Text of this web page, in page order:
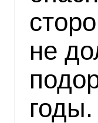
не
годы.